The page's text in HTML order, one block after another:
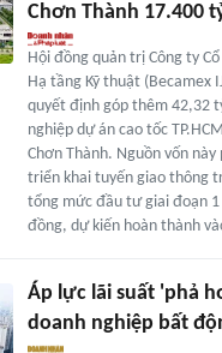
Chơn Thành 17.400
Hội đồng quản trị Công ty
Hạ tầng Kỹ thuật (Becamex
quyết định góp thêm 42,32
nghiệp dự án cao tốc
Chơn Thành. Nguồn vốn này
triển khai tuyến giao thông
tổng mức đầu tư giai đoạn
đồng, dự kiến hoàn thành
Áp lực lãi suất 'phả
doanh nghiệp bất